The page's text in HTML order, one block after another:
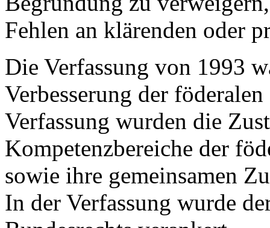
Fehlen an klärenden oder
Die Verfassung von 1993
Verbesserung der
Verfassung wurden die
Kompetenzbereiche der
sowie ihre gemeinsamen
In der Verfassung wurde